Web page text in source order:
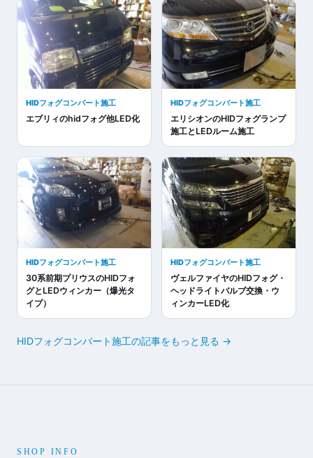
HIDフォグコンバート施工
エブリィのhidフォグ他LED化
HIDフォグコンバート施工
エリシオンのHIDフォグランプ
施工とLEDルーム施工
HIDフォグコンバート施工
30系前期プリウスのHIDフォ
グとLEDウィンカー（爆光タ
イプ）
HIDフォグコンバート施工
ヴェルファイヤのHIDフォグ・
ヘッドライトバルブ交換・ウ
ィンカーLED化
HIDフォグコンバート施工の記事をもっと見る →
SHOP INFO